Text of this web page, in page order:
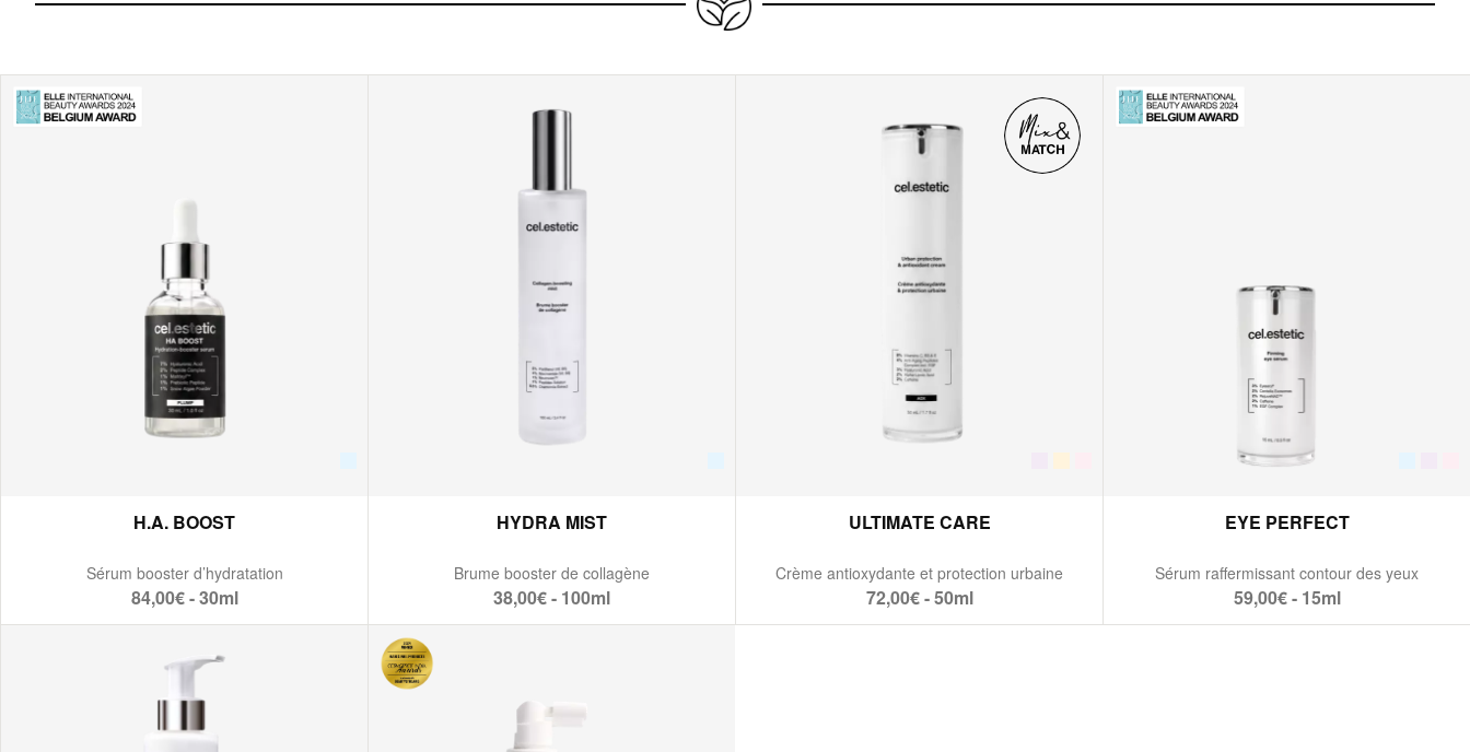
H.A. BOOST
Sérum booster d’hydratation
84,00€ - 30ml
HYDRA MIST
Brume booster de collagène
38,00€ - 100ml
ULTIMATE CARE
Crème antioxydante et protection urbaine
72,00€ - 50ml
EYE PERFECT
Sérum raffermissant contour des yeux
59,00€ - 15ml